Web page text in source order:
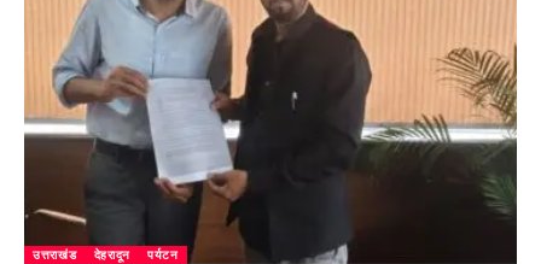
उत्तराखंड देहरादून पर्यटन